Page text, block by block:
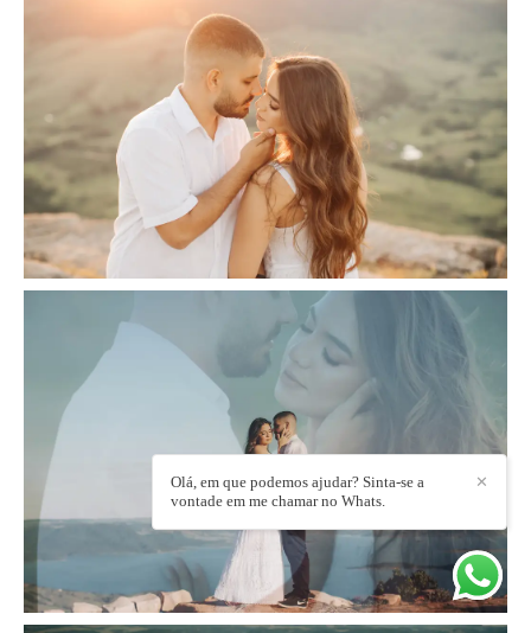
✕
Olá, em que podemos ajudar? Sinta-se a
vontade em me chamar no Whats.